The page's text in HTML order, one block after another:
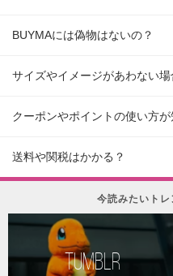
BUYMAには偽物はないの？
サイズやイメージがあわない
クーポンやポイントの使い方
送料や関税はかかる？
今読みたいトレ
TUMBLR